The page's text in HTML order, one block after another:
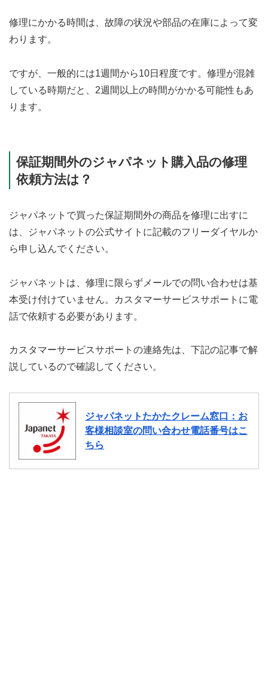
修理にかかる時間は、故障の状況や部品の在庫によって変
わります。
ですが、一般的には1週間から10日程度です。修理が混雑
している時期だと、2週間以上の時間がかかる可能性もあ
ります。
保証期間外のジャパネット購入品の修理
依頼方法は？
ジャパネットで買った保証期間外の商品を修理に出すに
は、ジャパネットの公式サイトに記載のフリーダイヤルか
ら申し込んでください。
ジャパネットは、修理に限らずメールでの問い合わせは基
本受け付けていません。カスタマーサービスサポートに電
話で依頼する必要があります。
カスタマーサービスサポートの連絡先は、下記の記事で解
説しているので確認してください。
ジャパネットたかたクレーム窓口：お
客様相談室の問い合わせ電話番号はこ
ちら